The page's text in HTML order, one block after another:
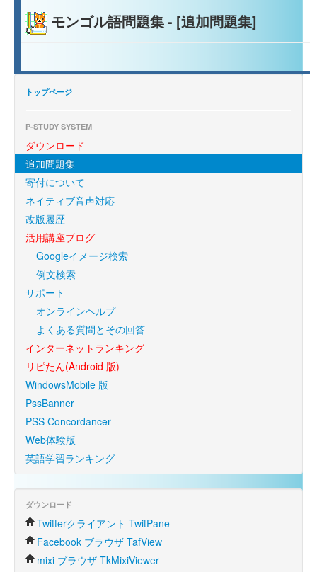
モンゴル語問題集 - [追加問題集]
トップページ
P-STUDY SYSTEM
ダウンロード
追加問題集
寄付について
ネイティブ音声対応
改版履歴
活用講座ブログ
Googleイメージ検索
例文検索
サポート
オンラインヘルプ
よくある質問とその回答
インターネットランキング
リピたん(Android 版)
WindowsMobile 版
PssBanner
PSS Concordancer
Web体験版
英語学習ランキング
ダウンロード
Twitterクライアント TwitPane
Facebook ブラウザ TafView
mixi ブラウザ TkMixiViewer